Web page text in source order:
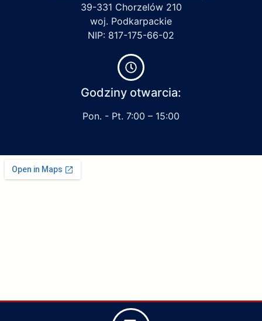
39-331 Chorzelów 210
woj. Podkarpackie
NIP: 817-175-66-02
Godziny otwarcia:
Pon. - Pt. 7:00 – 15:00